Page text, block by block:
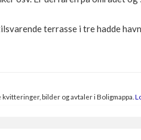
terrasse i tre hadde
kvitteringer, bilder og avtaler i Boligmappa.